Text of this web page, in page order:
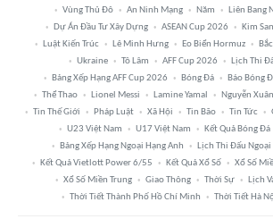
Vùng Thủ Đô
An Ninh Mạng Năm Liên Bang
Dự Án Đầu Tư Xây Dựng
ASEAN Cup 2026 Kim
Luật Kiến Trúc
Lê Minh Hưng Eo Biển Hormuz
Ukraine
Tô Lâm AFF Cup 2026
Lịch Thi
Bảng Xếp Hạng AFF Cup 2026
Bóng Đá Báo Bóng
Thể Thao
Lionel Messi Lamine Yamal Nguyễn
Tin Thế Giới
Pháp Luật Xã Hội Tin Bão Tin Tức
U23 Việt Nam
U17 Việt Nam Kết Quả Bóng Đá
Bảng Xếp Hạng Ngoại Hạng Anh
Lịch Thi Đấu Ngoại
Kết Quả Vietlott Power 6/55
Kết Quả Xổ Số Xổ Số
Xổ Số Miền Trung
Giao Thông Thời Sự Lịch
Thời Tiết Thành Phố Hồ Chí Minh
Thời Tiết Hà